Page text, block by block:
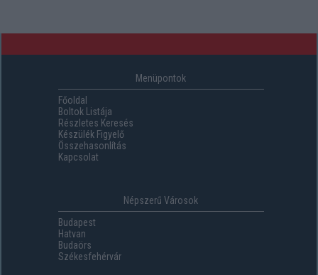
Menüpontok
Főoldal
Boltok Listája
Részletes Keresés
Készülék Figyelő
Összehasonlítás
Kapcsolat
Népszerű Városok
Budapest
Hatvan
Budaörs
Székesfehérvár